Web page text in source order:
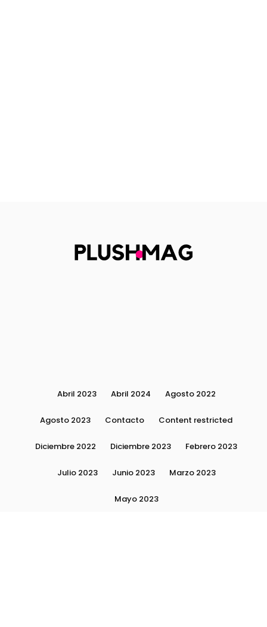
Abril 2023 Abril 2024 Agosto 2022
Agosto 2023 Contacto Content restricted
Diciembre 2022 Diciembre 2023 Febrero 2023
Julio 2023 Junio 2023 Marzo 2023
Mayo 2023